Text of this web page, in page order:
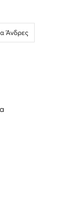
Άνδρες